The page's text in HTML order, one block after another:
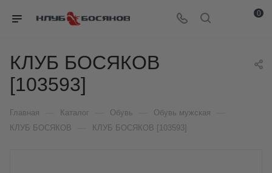
0
КЛУБ БОСЯКОВ
[103593]
Главная Каталог Обувь Обувь мужская
КЛУБ БОСЯКОВ КЛУБ БОСЯКОВ [103593]